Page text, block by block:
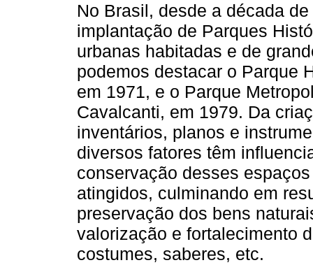
No Brasil, desde a década
implantação de Parques
urbanas habitadas e de
podemos destacar o Parque
em 1971, e o Parque
Cavalcanti, em 1979. Da
inventários, planos e
diversos fatores têm
conservação desses
atingidos, culminando em
preservação dos bens
valorização e fortalecimento
costumes, saberes, etc.